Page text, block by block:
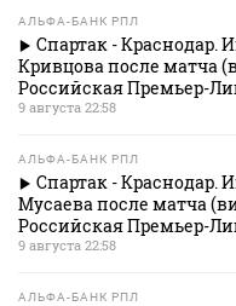
АЛЬФА-БАНК РПЛ
Спартак - Краснодар.
Кривцова после матча
Российская Премьер-
9 августа 22:58
АЛЬФА-БАНК РПЛ
Спартак - Краснодар.
Мусаева после матча
Российская Премьер-
9 августа 22:58
АЛЬФА-БАНК РПЛ